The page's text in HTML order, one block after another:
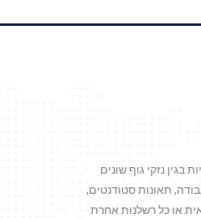
נזקי גוף שונים
תאונות סטודנטים,
או כל רשלנות אחרת